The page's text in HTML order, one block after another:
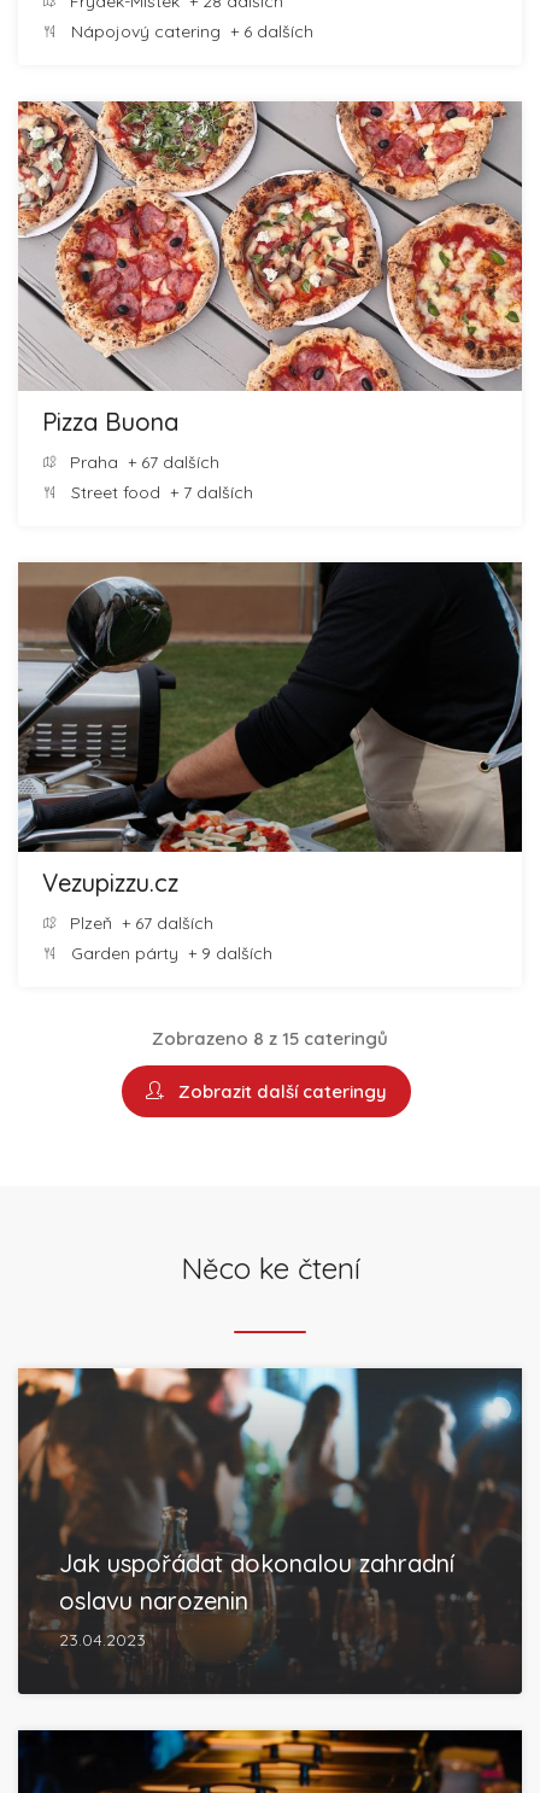
Nápojový catering + 6 dalších
Pizza Buona
Praha + 67 dalších
Street food + 7 dalších
Vezupizzu.cz
Plzeň + 67 dalších
Garden párty + 9 dalších
Zobrazeno 8 z 15 cateringů
Zobrazit další cateringy
Něco ke čtení
Jak uspořádat dokonalou zahradní
oslavu narozenin
23.04.2023